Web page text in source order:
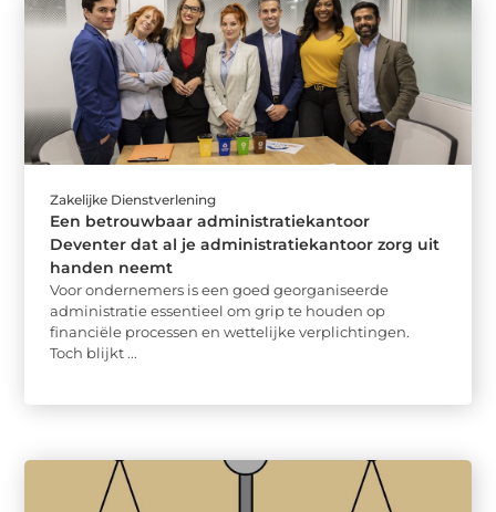
Zakelijke Dienstverlening
Een betrouwbaar administratiekantoor
Deventer dat al je administratiekantoor zorg uit
handen neemt
Voor ondernemers is een goed georganiseerde
administratie essentieel om grip te houden op
financiële processen en wettelijke verplichtingen.
Toch blijkt ...